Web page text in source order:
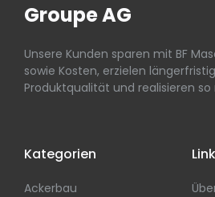
Groupe AG
Unsere Kunden sparen mit BF
sowie Kosten, erzielen
Produktqualität und realisieren so
Kategorien
Ackerbau